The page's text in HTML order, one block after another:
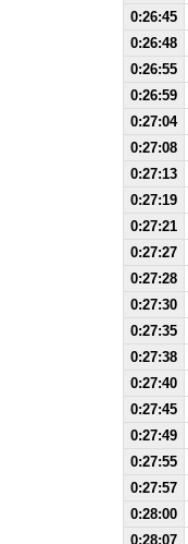
0:26:45
0:26:48
0:26:55
0:26:59
0:27:04
0:27:08
0:27:13
0:27:19
0:27:21
0:27:27
0:27:28
0:27:30
0:27:35
0:27:38
0:27:40
0:27:45
0:27:49
0:27:55
0:27:57
0:28:00
0:28:07